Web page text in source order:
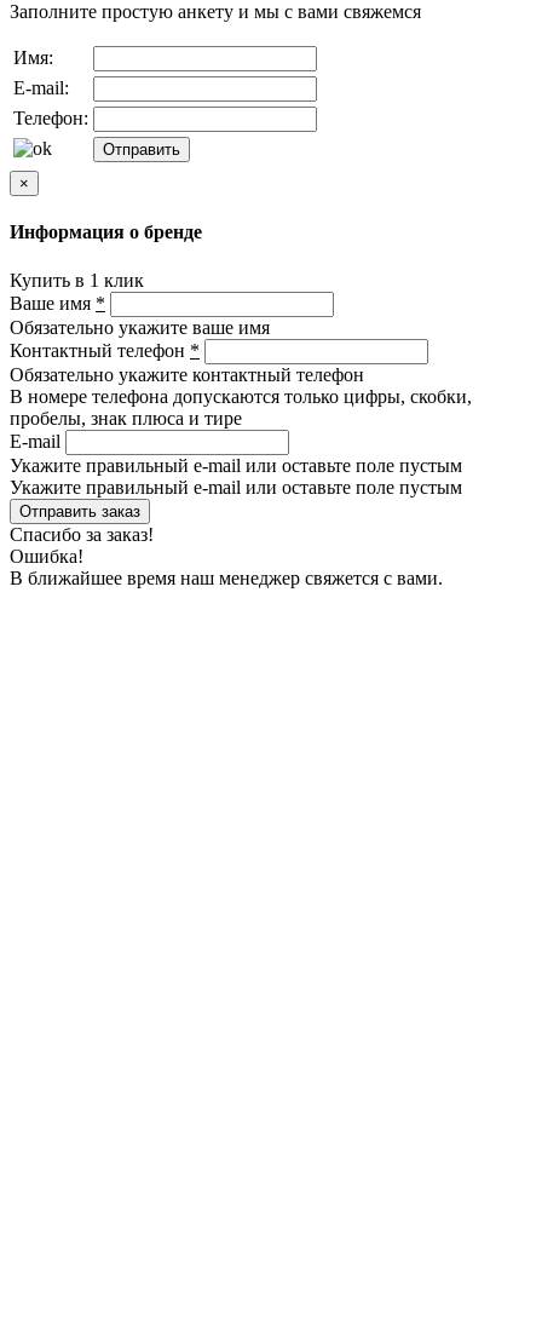
Заполните простую анкету и мы с вами свяжемся
Имя:
E-mail:
Телефон:
×
Информация о бренде
Купить в 1 клик
Ваше имя *
Обязательно укажите ваше имя
Контактный телефон *
Обязательно укажите контактный телефон
В номере телефона допускаются только цифры, скобки,
пробелы, знак плюса и тире
E-mail
Укажите правильный e-mail или оставьте поле пустым
Укажите правильный e-mail или оставьте поле пустым
Спасибо за заказ!
Ошибка!
В ближайшее время наш менеджер свяжется с вами.